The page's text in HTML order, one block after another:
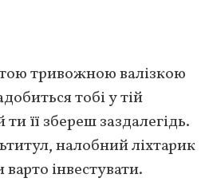
тривожною валізкою
тобі у тій
її збереш заздалегідь.
налобний ліхтарик
інвестувати.